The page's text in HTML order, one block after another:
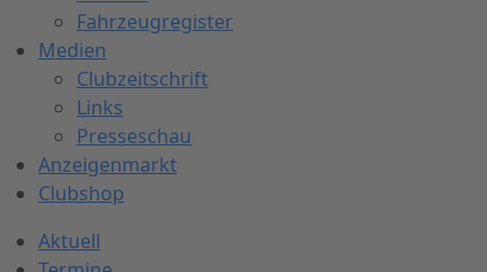
Fahrzeugregister
Medien
Clubzeitschrift
Links
Presseschau
Anzeigenmarkt
Clubshop
Aktuell